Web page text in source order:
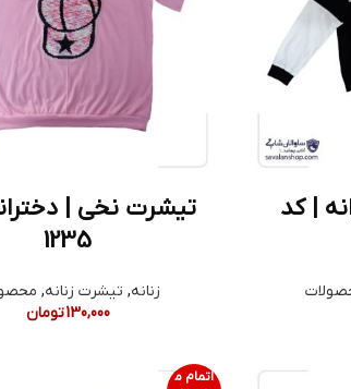
| کد
تیشرت نخی |
1235
زنانه, تیشرت زنانه,
130,000تومان
اتمام م